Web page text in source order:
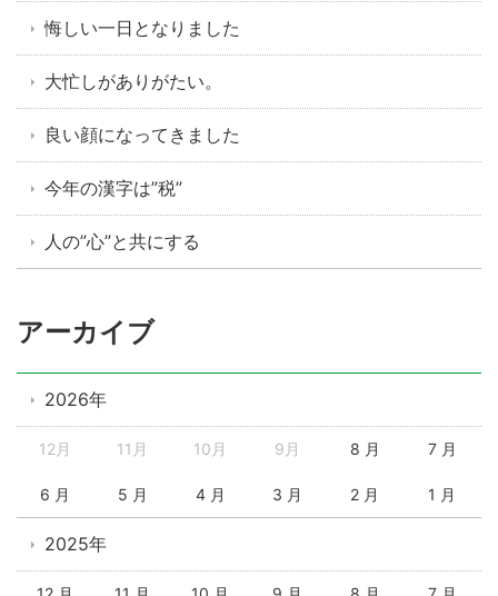
悔しい一日となりました
大忙しがありがたい。
良い顔になってきました
今年の漢字は”税”
人の”心”と共にする
アーカイブ
2026年
12月 11月 10月 9月 8 月 7 月
6 月 5 月 4 月 3 月 2 月 1 月
2025年